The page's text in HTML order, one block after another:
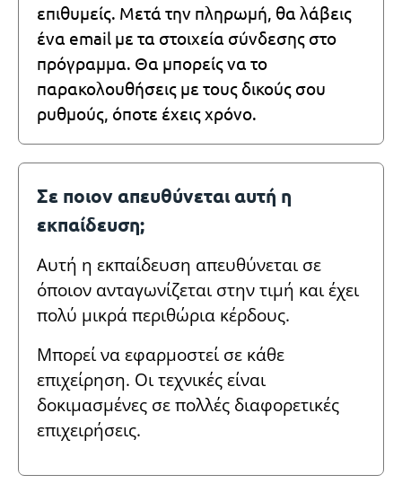
επιθυμείς. Μετά την πληρωμή, θα λάβεις
ένα email με τα στοιχεία σύνδεσης στο
πρόγραμμα. Θα μπορείς να το
παρακολουθήσεις με τους δικούς σου
ρυθμούς, όποτε έχεις χρόνο.
Σε ποιον απευθύνεται αυτή η
εκπαίδευση;
Αυτή η εκπαίδευση απευθύνεται σε
όποιον ανταγωνίζεται στην τιμή και έχει
πολύ μικρά περιθώρια κέρδους.
Μπορεί να εφαρμοστεί σε κάθε
επιχείρηση. Οι τεχνικές είναι
δοκιμασμένες σε πολλές διαφορετικές
επιχειρήσεις.